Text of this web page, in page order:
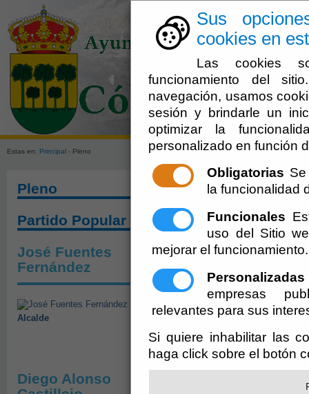
Sus
cookies en
Las cookies
funcionamiento del
navegación, usamos
sesión y brindarle un
optimizar la
personalizado en función
Obligatorias
la funcionalidad
Funcionales
uso del Sitio
mejorar el funcionamiento.
Personalizadas
empresas
relevantes para sus
Si quiere inhabilitar las
haga click sobre el botón
El
Estas en: Principal - Pleno
Pleno
Partido Popular
José Fuentes
Fernández
Alcalde
Diego Alonso